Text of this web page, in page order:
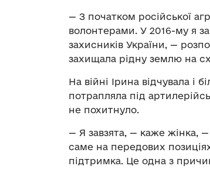
— З початком російської
волонтерами. У 2016-му я
захисників України, —
захищала рідну землю на
На війні Ірина відчувала і
потрапляла під
не похитнуло.
— Я завзята, — каже жінка, —
саме на передових
підтримка. Це одна з